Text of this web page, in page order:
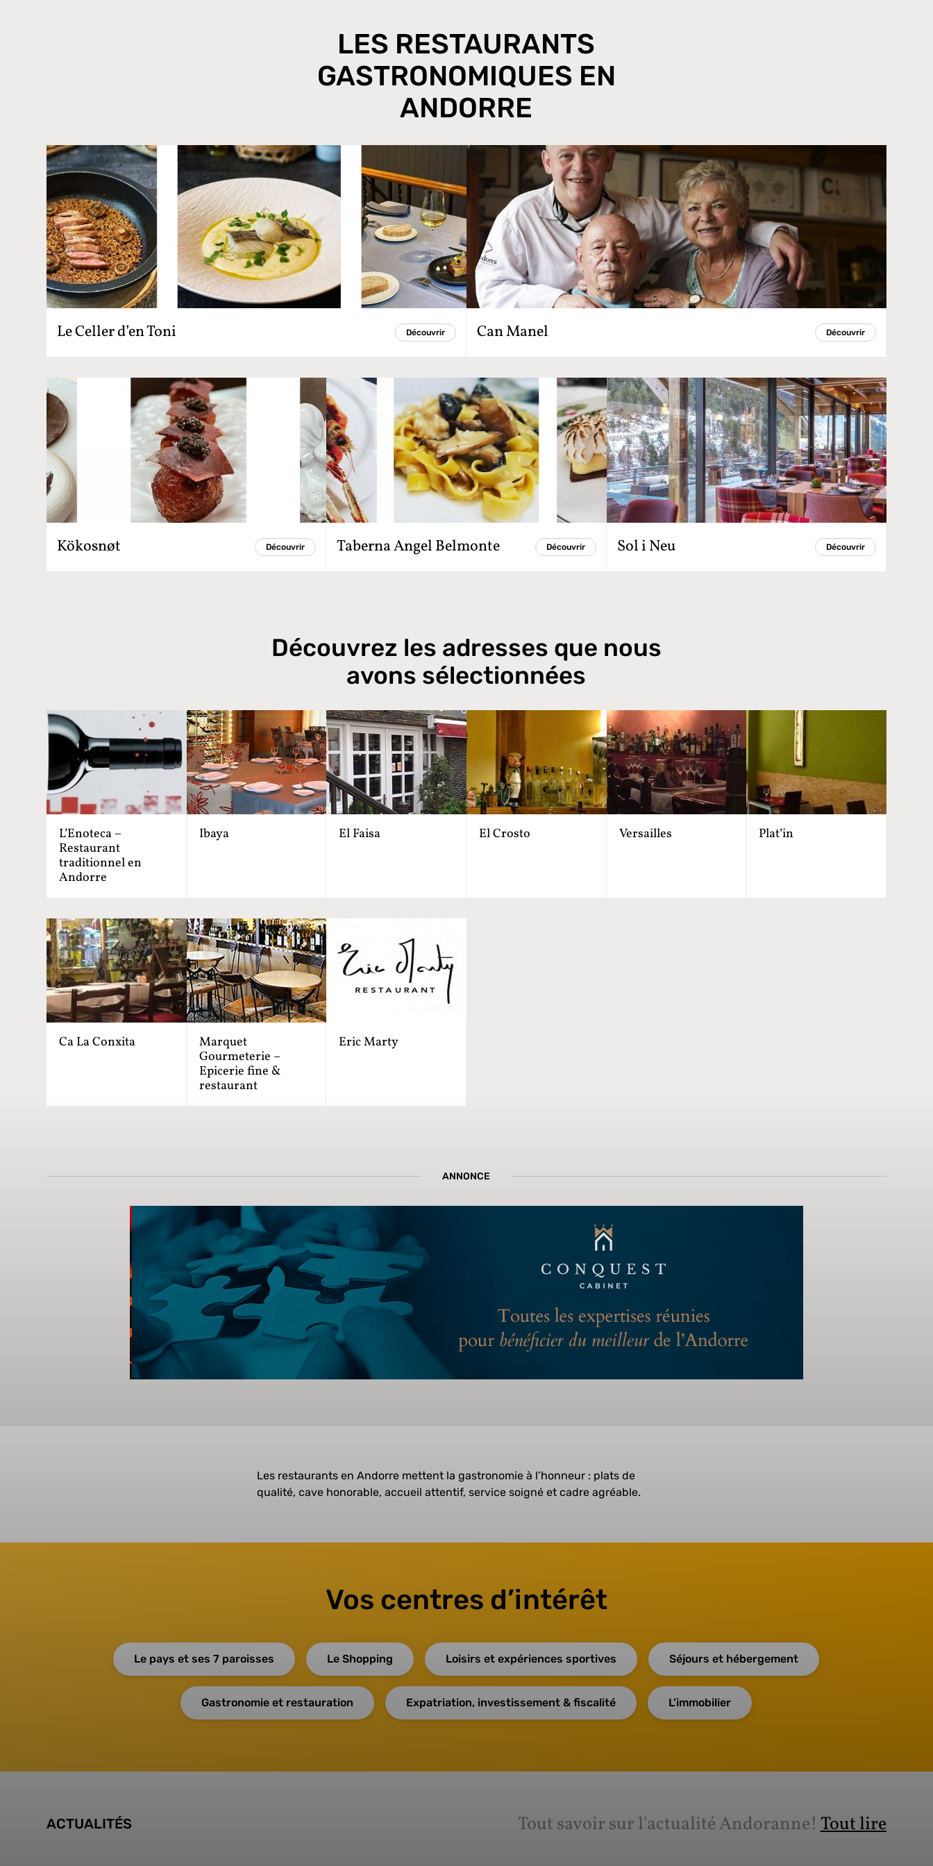
LES RESTAURANTS
GASTRONOMIQUES EN
ANDORRE
Le Celler d’en Toni Découvrir Can Manel Découvrir
Kökosnøt Découvrir Taberna Angel Belmonte Découvrir Sol i Neu Découvrir
Découvrez les adresses que nous
avons sélectionnées
L’Enoteca –
Restaurant
traditionnel en
Andorre
Ibaya El Faisa El Crosto Versailles Plat’in
Ca La Conxita
Marquet
Gourmeterie –
Epicerie fine &
restaurant
Eric Marty
ANNONCE
Les restaurants en Andorre mettent la gastronomie à l’honneur : plats de
qualité, cave honorable, accueil attentif, service soigné et cadre agréable.
Vos centres d’intérêt
Le pays et ses 7 paroisses Le Shopping Loisirs et expériences sportives Séjours et hébergement
Gastronomie et restauration Expatriation, investissement & fiscalité L’immobilier
ACTUALITÉS Tout savoir sur l'actualité Andoranne!Tout lire